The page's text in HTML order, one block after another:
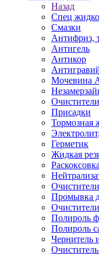
Назад
Спец
Смазки
Антифриз,
Антигель
Антикор
Мочевина
Присадки
Тормозная
Герметик
Жидкая
Промывка
Полироль
Полироль
Чернитель
Очиститель